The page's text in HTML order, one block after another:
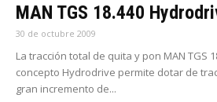
MAN TGS 18.440
30 de octubre 2009
La tracción total de quita y pon MAN TGS
concepto Hydrodrive permite dotar de
gran incremento de...